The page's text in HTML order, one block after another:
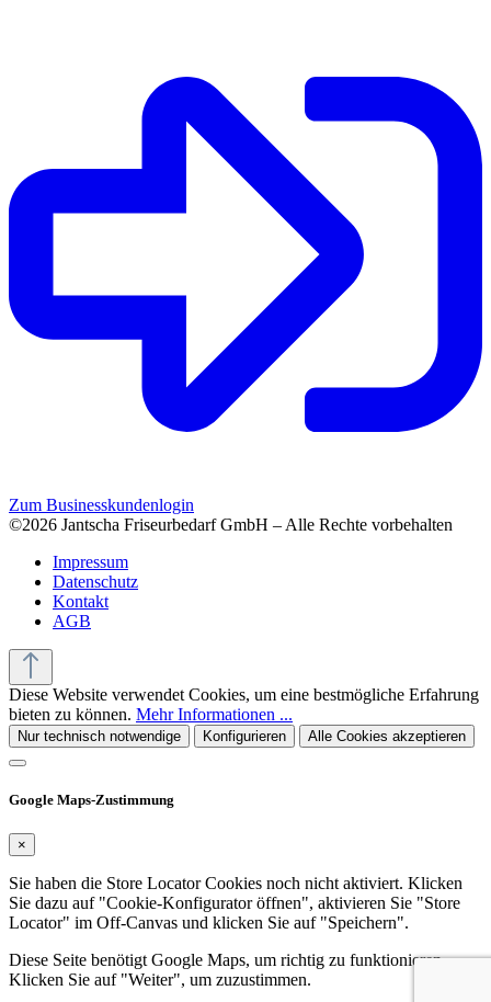
Zum Businesskundenlogin
©2026 Jantscha Friseurbedarf GmbH – Alle Rechte vorbehalten
Impressum
Datenschutz
Kontakt
AGB
Diese Website verwendet Cookies, um eine bestmögliche Erfahrung
bieten zu können. Mehr Informationen ...
Nur technisch notwendige Konfigurieren Alle Cookies akzeptieren
Google Maps-Zustimmung
×
Sie haben die Store Locator Cookies noch nicht aktiviert. Klicken
Sie dazu auf "Cookie-Konfigurator öffnen", aktivieren Sie "Store
Locator" im Off-Canvas und klicken Sie auf "Speichern".
Diese Seite benötigt Google Maps, um richtig zu funktionieren.
Klicken Sie auf "Weiter", um zuzustimmen.